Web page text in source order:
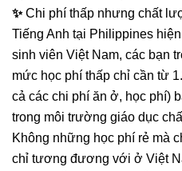
✨Chi phí thấp nhưng chất
Tiếng Anh tại Philippines
sinh viên Việt Nam, các bạn
mức học phí thấp chỉ cần từ
cả các chi phí ăn ở, học phí)
trong môi trường giáo dục
Không những học phí rẻ mà
chỉ tương đương với ở Việt